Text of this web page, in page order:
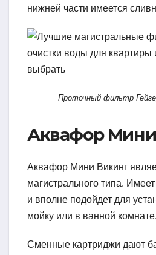
нижней части имеется
Проточный фильтр
Аквафор
Аквафор Мини Викинг
магистрального типа.
и вполне подойдет для
мойку или в ванной комнате.
Сменные картриджи дают